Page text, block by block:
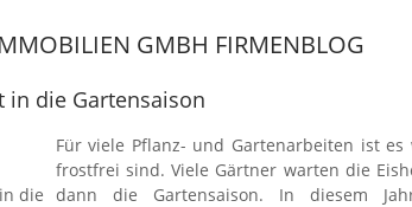
GMBH FIRMENBLOG
in die Gartensaison
Für viele Pflanz- und Gartenarbeiten ist
frostfrei sind. Viele Gärtner warten die
dann die Gartensaison. In diesem